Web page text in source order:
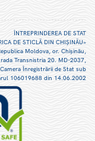
ÎNTREPRINDEREA DE STAT
DE STICLĂ DIN CHIŞINĂU»
Moldova, or. Chişinău,
Transnistria 20. MD-2037,
Înregistrării de Stat sub
106019688 din 14.06.2002